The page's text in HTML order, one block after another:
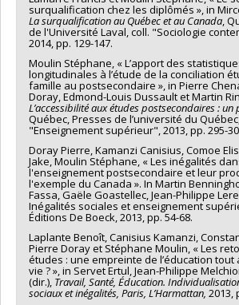
surqualification chez les diplômés », in
La surqualification au Québec et au Canada,
de l'Université Laval, coll. "Sociologie
2014, pp. 129-147.
Moulin Stéphane, « L’apport des
longitudinales à l’étude de la conciliation
famille au postsecondaire », in Pierre
Doray, Edmond-Louis Dussault et Martin
L’accessibilité aux études postsecondaires : un
Québec, Presses de l’université du
"Enseignement supérieur", 2013, pp. 295-
Doray Pierre, Kamanzi Canisius, Comoe
Jake, Moulin Stéphane, « Les inégalités
l'enseignement postsecondaire et leur
l'exemple du Canada ». In Martin
Fassa, Gaële Goastellec, Jean-Philippe
Inégalités sociales et enseignement
Éditions De Boeck, 2013, pp. 54-68.
Laplante Benoît, Canisius Kamanzi,
Pierre Doray et Stéphane Moulin, « Les
études : une empreinte de l’éducation tout
vie ? », in Servet Ertul, Jean-Philippe
(dir.), Travail, Santé, Éducation.
sociaux et inégalités, Paris, L’Harmattan, 2013,